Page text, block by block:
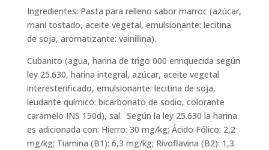
Ingredientes: Pasta para relleno sabor marroc (azúcar,
maní tostado, aceite vegetal, emulsionante: lecitina
de soja, aromatizante: vainillina).
Cubanito (agua, harina de trigo 000 enriquecida según
ley 25.630, harina integral, azúcar, aceite vegetal
interesterificado, emulsionante: lecitina de soja,
leudante químico: bicarbonato de sodio, colorante
caramelo INS 150d), sal. Según la ley 25.630 la harina
es adicionada con: Hierro: 30 mg/kg; Ácido Fólico: 2,2
mg/kg; Tiamina (B1): 6,3 mg/kg; Rivoflavina (B2): 1,3